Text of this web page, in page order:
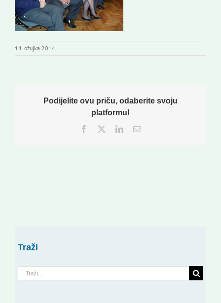
Korisne informacije
14. ožujka 2014
Podijelite ovu priču, odaberite svoju
platformu!
Facebook
TwitterLinkedInEmail:
Traži
Traži...